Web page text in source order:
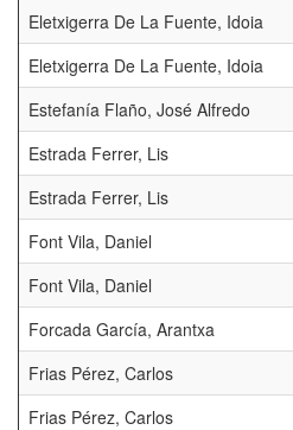
Eletxigerra De La Fuente, Idoia
Eletxigerra De La Fuente, Idoia
Estefanía Flaño, José Alfredo
Estrada Ferrer, Lis
Estrada Ferrer, Lis
Font Vila, Daniel
Font Vila, Daniel
Forcada García, Arantxa
Frias Pérez, Carlos
Frias Pérez, Carlos